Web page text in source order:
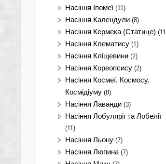
Насіння Іпомеї (11)
Насіння Календули (8)
Насіння Кермека (Статице)
Насіння Клематису (1)
Насіння Кліщевини (2)
Насіння Кореопсису (2)
Насіння Космеї, Космосу,
Космідіуму (8)
Насіння Лаванди (3)
Насіння Лобулярії та Лобелії
(11)
Насіння Льону (7)
Насіння Люпина (7)